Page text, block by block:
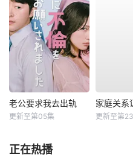
老公要求我去出轨
更新至第05集
家庭关系
更新至第
正在热播